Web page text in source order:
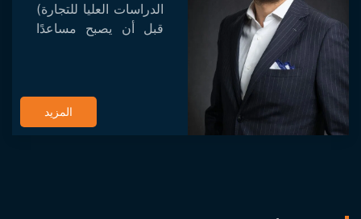
الدراسات العليا للتجارة)
قبل أن يصبح مساعدًا
بلخادي ، المخرج. حقق
المسلسل نجاح...
المزيد